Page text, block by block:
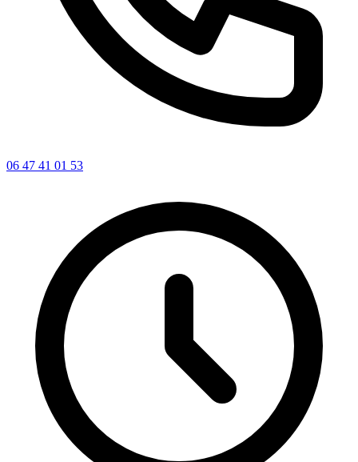
06 47 41 01 53